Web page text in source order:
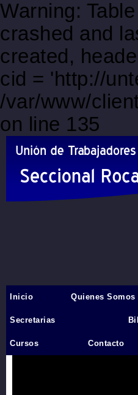
Warning:
crashed and
created,
cid = 'http://
/var/www/
on line 135
Inicio
Inicio Quienes Somos
Secretarias
Cursos Contacto